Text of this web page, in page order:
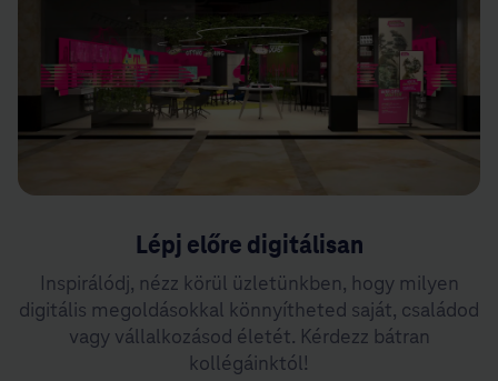
Lépj előre digitálisan
Inspirálódj, nézz körül üzletünkben, hogy milyen
digitális megoldásokkal könnyítheted saját, családod
vagy vállalkozásod életét. Kérdezz bátran
kollégáinktól!